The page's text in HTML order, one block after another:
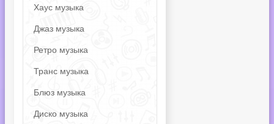
Хаус музыка
Джаз музыка
Ретро музыка
Транс музыка
Блюз музыка
Диско музыка